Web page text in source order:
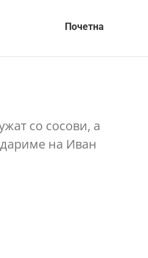
Почетна
со сосови, а
на Иван